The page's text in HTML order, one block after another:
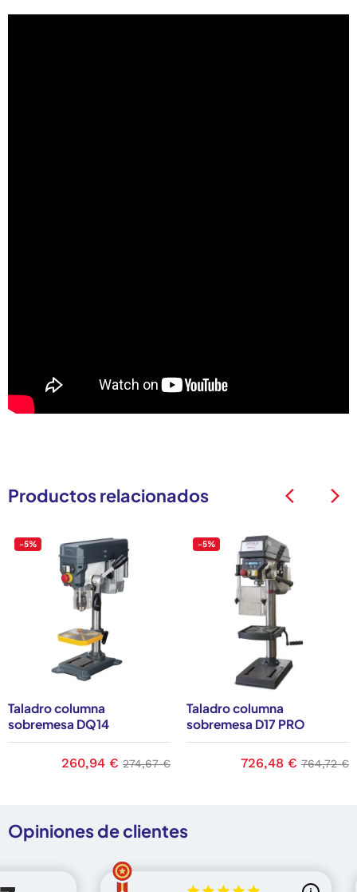
Productos relacionados
Taladro columna
sobremesa DQ14
-5%
Precio
260,94 € Precio base
274,67 €
Taladro columna
sobremesa D17 PRO
-5%
Precio
726,48 € Precio
764,72 €
arrow_back_ios arrow_back_ios
Opiniones de clientes